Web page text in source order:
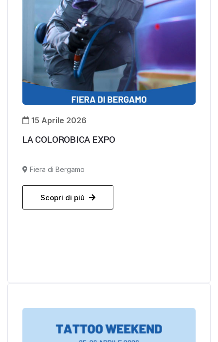
15 Aprile 2026
LA COLOROBICA EXPO
Fiera di Bergamo
Scopri di più